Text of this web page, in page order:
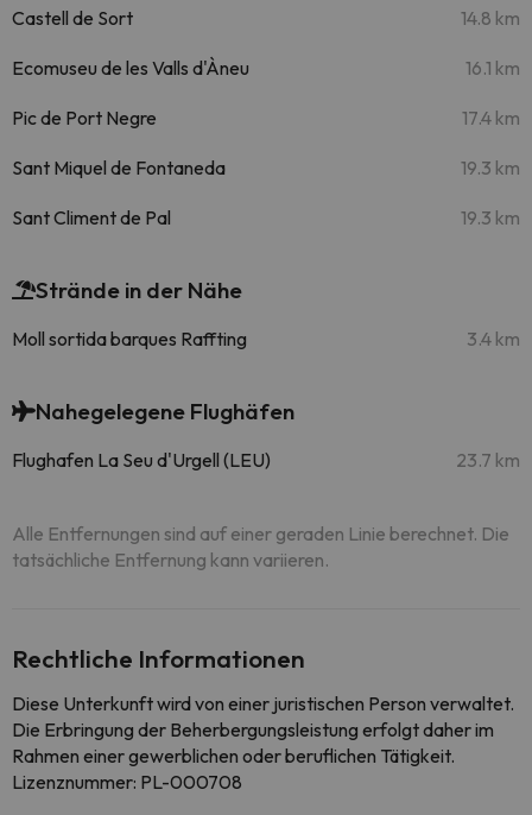
Castell de Sort 14.8 km
Ecomuseu de les Valls d'Àneu 16.1 km
Pic de Port Negre 17.4 km
Sant Miquel de Fontaneda 19.3 km
Sant Climent de Pal 19.3 km
Strände in der Nähe
Moll sortida barques Raffting 3.4 km
Nahegelegene Flughäfen
Flughafen La Seu d'Urgell (LEU) 23.7 km
Alle Entfernungen sind auf einer geraden Linie berechnet. Die
tatsächliche Entfernung kann variieren.
Rechtliche Informationen
Diese Unterkunft wird von einer juristischen Person verwaltet.
Die Erbringung der Beherbergungsleistung erfolgt daher im
Rahmen einer gewerblichen oder beruflichen Tätigkeit.
Lizenznummer: PL-000708